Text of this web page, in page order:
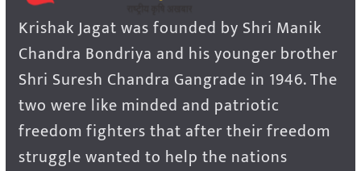
Krishak Jagat was founded by Shri Manik
Chandra Bondriya and his younger brother
Shri Suresh Chandra Gangrade in 1946. The
two were like minded and patriotic
freedom fighters that after their freedom
struggle wanted to help the nations